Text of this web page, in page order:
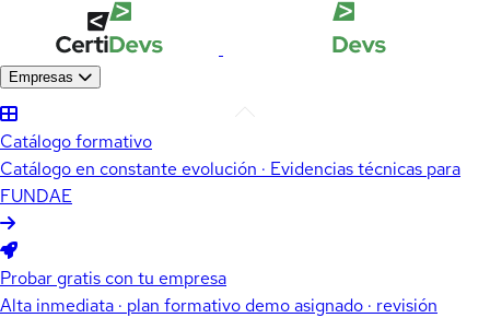
Empresas
Catálogo formativo
Catálogo en constante evolución · Evidencias técnicas para
FUNDAE
Probar gratis con tu empresa
Alta inmediata · plan formativo demo asignado · revisión